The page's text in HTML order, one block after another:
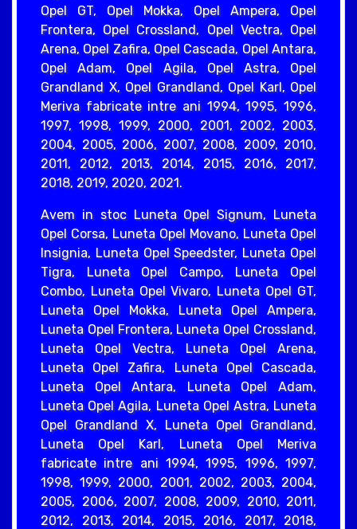
Opel GT, Opel Mokka, Opel Ampera, Opel
Frontera, Opel Crossland, Opel Vectra, Opel
Arena, Opel Zafira, Opel Cascada, Opel Antara,
Opel Adam, Opel Agila, Opel Astra, Opel
Grandland X, Opel Grandland, Opel Karl, Opel
Meriva fabricate intre ani 1994, 1995, 1996,
1997, 1998, 1999, 2000, 2001, 2002, 2003,
2004, 2005, 2006, 2007, 2008, 2009, 2010,
2011, 2012, 2013, 2014, 2015, 2016, 2017,
2018, 2019, 2020, 2021.
Avem in stoc Luneta Opel Signum, Luneta
Opel Corsa, Luneta Opel Movano, Luneta Opel
Insignia, Luneta Opel Speedster, Luneta Opel
Tigra, Luneta Opel Campo, Luneta Opel
Combo, Luneta Opel Vivaro, Luneta Opel GT,
Luneta Opel Mokka, Luneta Opel Ampera,
Luneta Opel Frontera, Luneta Opel Crossland,
Luneta Opel Vectra, Luneta Opel Arena,
Luneta Opel Zafira, Luneta Opel Cascada,
Luneta Opel Antara, Luneta Opel Adam,
Luneta Opel Agila, Luneta Opel Astra, Luneta
Opel Grandland X, Luneta Opel Grandland,
Luneta Opel Karl, Luneta Opel Meriva
fabricate intre ani 1994, 1995, 1996, 1997,
1998, 1999, 2000, 2001, 2002, 2003, 2004,
2005, 2006, 2007, 2008, 2009, 2010, 2011,
2012, 2013, 2014, 2015, 2016, 2017, 2018,